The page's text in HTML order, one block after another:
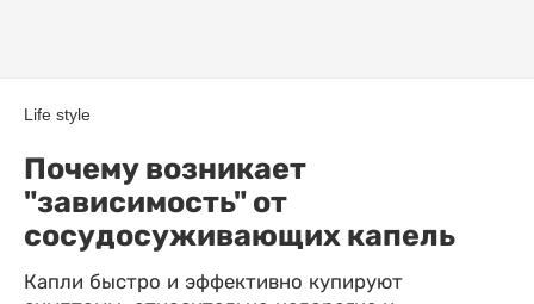
Life style
Почему возникает
"зависимость" от
сосудосуживающих капель
Капли быстро и эффективно купируют